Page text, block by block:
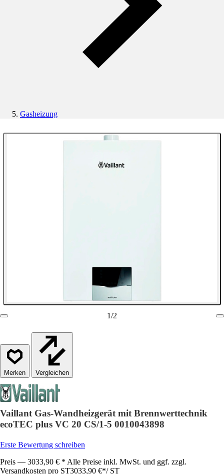
Gasheizung
1/2
Vergleichen
Vaillant Gas-Wandheizgerät mit Brennwerttechnik
ecoTEC plus VC 20 CS/1-5 0010043898
Erste Bewertung schreiben
Preis — 3033,90 € * Alle Preise inkl. MwSt. und ggf. zzgl.
Versandkosten pro ST3033,90 €*/ ST